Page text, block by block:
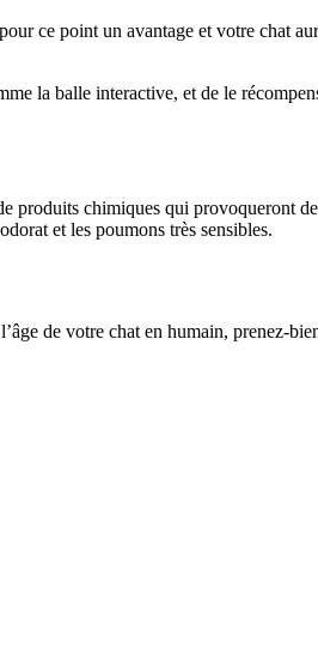
ce point un avantage et votre chat
la balle interactive, et de le
chimiques qui provoqueront
et les poumons très sensibles.
de votre chat en humain, prenez-